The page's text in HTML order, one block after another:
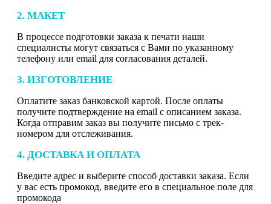
2. МАКЕТ
В процессе подготовки заказа к печати наши
специалисты могут связаться с Вами по указанному
телефону или email для согласования деталей.
3. ИЗГОТОВЛЕНИЕ
Оплатите заказ банковской картой. После оплаты
получите подтверждение на email с описанием заказа.
Когда отправим заказ вы получите письмо с трек-
номером для отслеживания.
4. ДОСТАВКА И ОПЛАТА
Введите адрес и выберите способ доставки заказа. Если
у вас есть промокод, введите его в специальное поле для
промокода